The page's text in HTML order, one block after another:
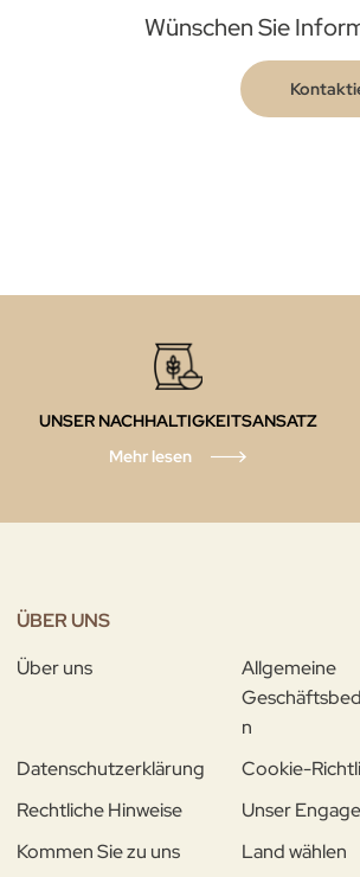
Wünschen Sie
UNSER NACHHALTIGKEITSANSATZ
Mehr lesen
ÜBER UNS
Über uns
Allgemeine
n
Datenschutzerklärung
Cookie-
Rechtliche Hinweise
Unser
Kommen Sie zu uns
Land wählen